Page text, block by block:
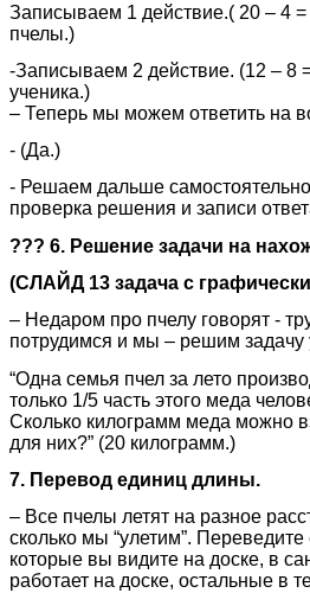
Записываем 1 действие.( 20 – 4
пчелы.)
-Записываем 2 действие. (12 – 8
ученика.)
– Теперь мы можем ответить на
- (Да.)
- Решаем дальше
проверка решения и записи
??? 6. Решение задачи на
(СЛАЙД 13 задача с
– Недаром про пчелу говорят -
потрудимся и мы – решим задачу
“Одна семья пчел за лето
только 1/5 часть этого меда
Сколько килограмм меда можно
для них?” (20 килограмм.)
7. Перевод единиц длины.
– Все пчелы летят на разное
сколько мы “улетим”.
которые вы видите на доске, в
работает на доске, остальные в